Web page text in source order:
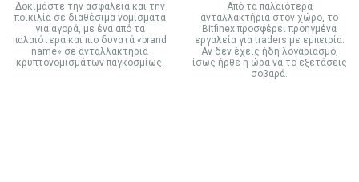
Δοκιμάστε την ασφάλεια και την
ποικιλία σε διαθέσιμα νομίσματα
για αγορά, με ένα από τα
παλαιότερα και πιο δυνατά «brand
name» σε ανταλλακτήρια
κρυπτονομισμάτων παγκοσμίως.
Από τα παλαιότερα
ανταλλακτήρια στον χώρο, το
Bitfinex προσφέρει προηγμένα
εργαλεία για traders με εμπειρία.
Αν δεν έχεις ήδη λογαριασμό,
ίσως ήρθε η ώρα να το εξετάσεις
σοβαρά.